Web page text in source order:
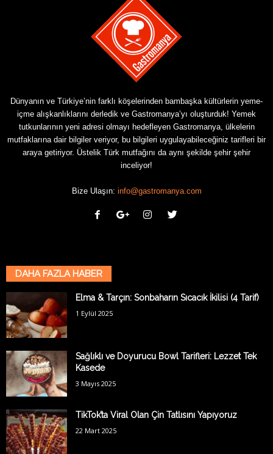
Dünyanın ve Türkiye’nin farklı köşelerinden bambaşka kültürlerin yeme-
içme alışkanlıklarını derledik ve Gastromanya’yı oluşturduk! Yemek
tutkunlarının yeni adresi olmayı hedefleyen Gastromanya, ülkelerin
mutfaklarına dair bilgiler veriyor, bu bilgileri uygulayabileceğiniz tarifleri bir
araya getiriyor. Üstelik Türk mutfağını da aynı şekilde şehir şehir
inceliyor!
Bize Ulaşın: info@gastromanya.com
DAHA FAZLA HABER
Elma & Tarçın: Sonbaharın Sıcacık İkilisi (4 Tarif)
1 Eylül 2025
Sağlıklı ve Doyurucu Bowl Tarifleri: Lezzet Tek
Kasede
3 Mayıs 2025
TikTok’ta Viral Olan Çin Tatlısını Yapıyoruz
22 Mart 2025